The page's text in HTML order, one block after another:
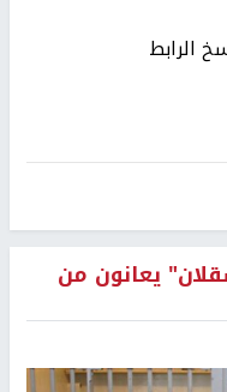
الرابط
يعانون من